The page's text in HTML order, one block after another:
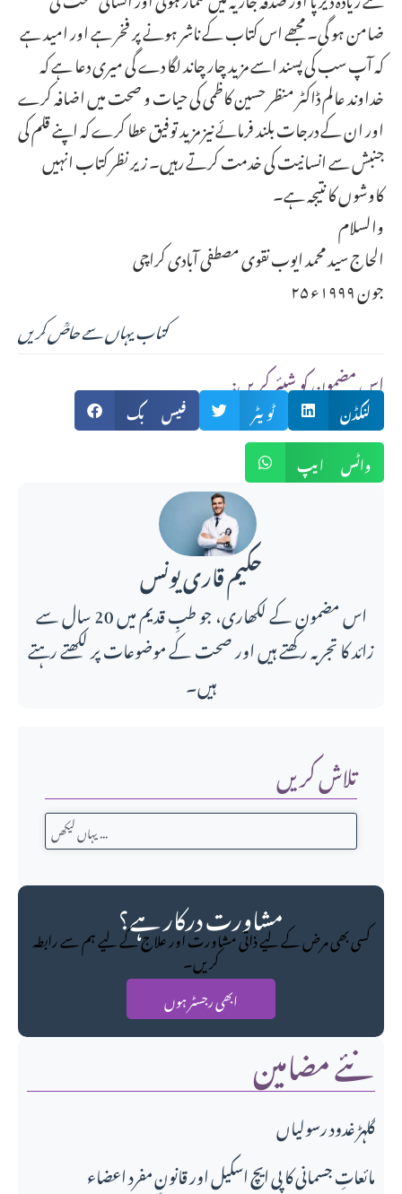
تلاش کریں
مشاورت درکار ہے؟
کسی بھی مرض کے لیے ذاتی مشاورت اور علاج کے لیے ہم سے رابطہ
کریں۔
ابھی رجسٹر ہوں
نئے مضامین
گلہڑ غدود رسولیاں
مائعاتِ جسمانی کا پی ایچ اسکیل اور قانونِ مفرد اعضاء
ضامن ہو گی۔ مجھے اس کتاب کے ناشر ہونے پر فخر ہے اور امید ہے
کہ آپ سب کی پسند اسے مزید چار چاند لگا دے گی میری دعا ہے کہ
خداوند عالم ڈاکٹر منظر حسین کاظمی کی حیات و صحت میں اضافہ کرے
اور ان کے درجات بلند فرمائے نیز مزید توفیق عطا کرے کہ اپنے قلم کی
جنبش سے انسانیت کی خدمت کرتے رہیں۔ زیر نظر کتاب انہیں
کاوشوں کا نتیجہ ہے۔
والسلام
الحاج سید محمد ایوب نقوی مصطفی آبادی کراچی
۲۵ جون ۱۹۹۹ء
کتاب یہاں سے حاصؒ کریں
:اس مضمون کو شیئر کریں
فیس بک ٹویٹر
لنکڈن
واٹس ایپ
حکیم قاری یونس
اس مضمون کے لکھاری، جو طبِ قدیم میں 20 سال سے
زائد کا تجربہ رکھتے ہیں اور صحت کے موضوعات پر لکھتے رہتے
ہیں۔